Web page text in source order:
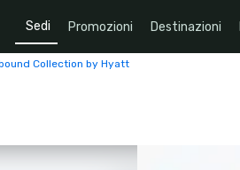
Sedi Promozioni Destinazioni
Collection by Hyatt